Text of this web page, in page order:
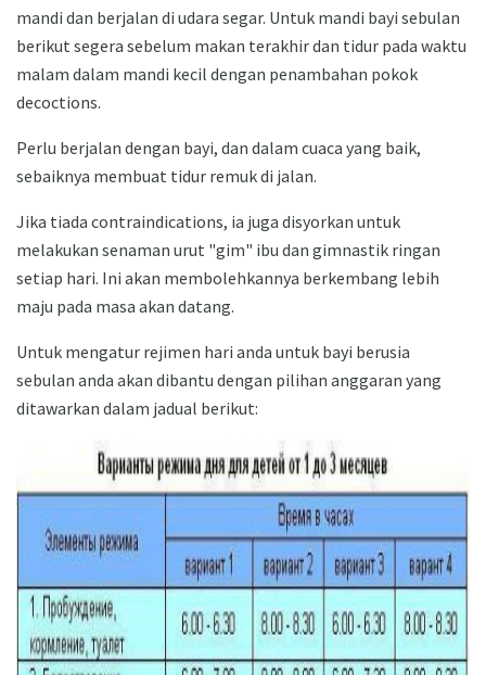
mandi dan berjalan di udara segar. Untuk mandi bayi sebulan
berikut segera sebelum makan terakhir dan tidur pada waktu
malam dalam mandi kecil dengan penambahan pokok
decoctions.
Perlu berjalan dengan bayi, dan dalam cuaca yang baik,
sebaiknya membuat tidur remuk di jalan.
Jika tiada contraindications, ia juga disyorkan untuk
melakukan senaman urut "gim" ibu dan gimnastik ringan
setiap hari. Ini akan membolehkannya berkembang lebih
maju pada masa akan datang.
Untuk mengatur rejimen hari anda untuk bayi berusia
sebulan anda akan dibantu dengan pilihan anggaran yang
ditawarkan dalam jadual berikut: